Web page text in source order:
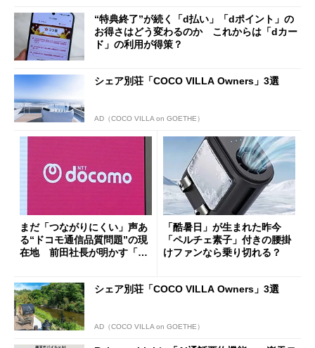
“特典終了”が続く「d払い」「dポイント」の
お得さはどう変わるのか これからは「dカー
ド」の利用が得策？
シェア別荘「COCO VILLA Owners」3選
AD（COCO VILLA on GOETHE）
まだ「つながりにくい」声あ
る“ドコモ通信品質問題”の現
在地 前田社長が明かす「道
「酷暑日」が生まれた昨今
「ペルチェ素子」付きの腰掛
けファンなら乗り切れる？
シェア別荘「COCO VILLA Owners」3選
AD（COCO VILLA on GOETHE）